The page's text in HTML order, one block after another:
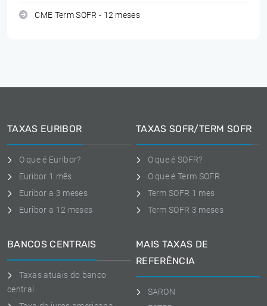
CME Term SOFR - 12 meses
TAXAS EURIBOR
O que é Euribor?
Euribor 1 mês
Euribor a 3 meses
Euribor a 12 meses
TAXAS SOFR/TERM SOFR
O que é SOFR?
O que é Term SOFR
Term SOFR 1 mes
Term SOFR 3 meses
BANCOS CENTRAIS
Taxas atuais do banco
central
MAIS TAXAS DE
REFERÊNCIA
SARON